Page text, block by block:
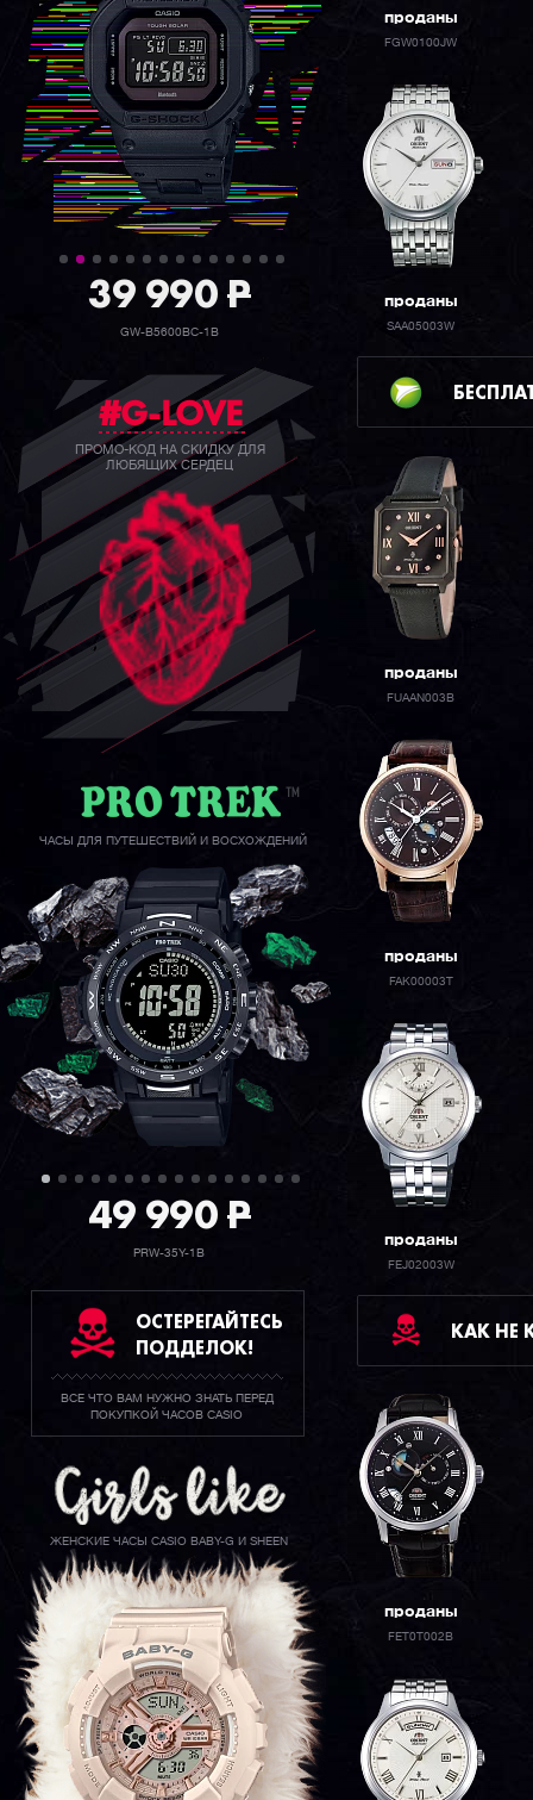
39 990P
GW-B5600BC-1B
#G-LOVE
ПРОМО-КОД НА СКИДКУ ДЛЯ
ЛЮБЯЩИХ СЕРДЕЦ
ЧАСЫ ДЛЯ ПУТЕШЕСТВИЙ И ВОСХОЖДЕНИЙ
49 990P
PRW-35Y-1B
ОСТЕРЕГАЙТЕСЬ
ПОДДЕЛОК!
ВСЕ ЧТО ВАМ НУЖНО ЗНАТЬ ПЕРЕД
ПОКУПКОЙ ЧАСОВ CASIO
ЖЕНСКИЕ ЧАСЫ CASIO BABY-G И SHEEN
проданы
FGW0100JW
проданы
SAA05003W
проданы
FUAAN003B
проданы
FAK00003T
проданы
FEJ02003W
КАК НЕ
проданы
FET0T002B